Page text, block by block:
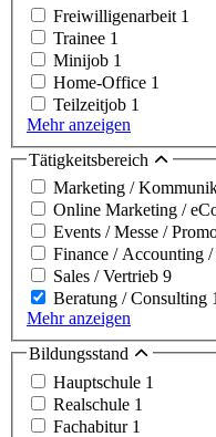
Freiwilligenarbeit 1
Trainee 1
Minijob 1
Home-Office 1
Teilzeitjob 1
Mehr anzeigen
Tätigkeitsbereich
Marketing /
Online Marketing /
Events / Messe /
Finance / Accounting
Sales / Vertrieb 9
Beratung / Consulting 1
Mehr anzeigen
Bildungsstand
Hauptschule 1
Realschule 1
Fachabitur 1